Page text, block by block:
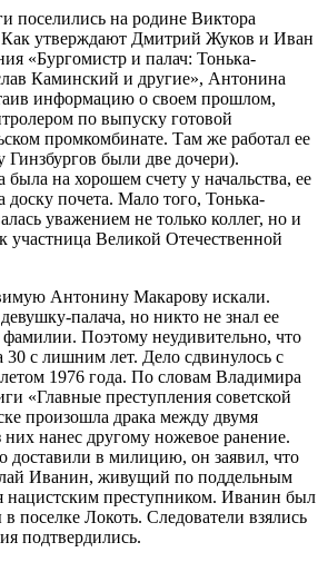
поселились на родине Виктора
Как утверждают Дмитрий Жуков и Иван
«Бургомистр и палач: Тонька-
Каминский и другие», Антонина
информацию о своем прошлом,
по выпуску готовой
промкомбинате. Там же работал ее
Гинзбургов были две дочери).
на хорошем счету у начальства, ее
доску почета. Мало того, Тонька-
уважением не только коллег, но и
участница Великой Отечественной
Антонину Макарову искали.
палача, но никто не знал ее
фамилии. Поэтому неудивительно, что
30 с лишним лет. Дело сдвинулось с
1976 года. По словам Владимира
«Главные преступления советской
произошла драка между двумя
нанес другому ножевое ранение.
доставили в милицию, он заявил, что
Иванин, живущий по поддельным
нацистским преступником. Иванин был
поселке Локоть. Следователи взялись
подтвердились.